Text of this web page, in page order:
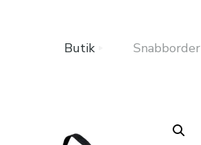
Butik Snabborder